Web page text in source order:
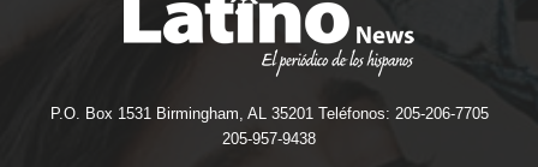
P.O. Box 1531 Birmingham, AL 35201 Teléfonos: 205-206-7705
205-957-9438